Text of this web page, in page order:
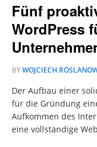
Fünf
WordPress
BYWOJCIECH
Der Aufbau einer
für die Gründung
Aufkommen des
eine vollständige